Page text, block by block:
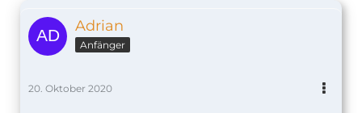
Adrian
Anfänger
20. Oktober 2020